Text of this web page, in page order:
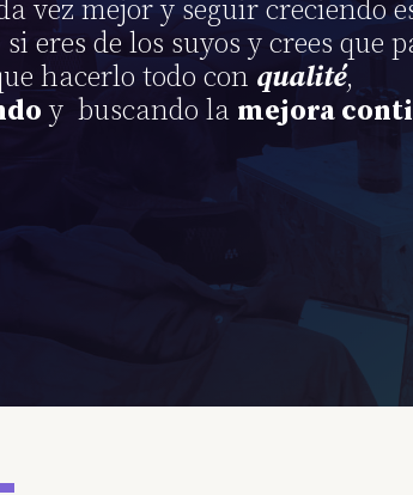
vez mejor y seguir creciendo
eres de los suyos y crees que
hacerlo todo con qualité,
y buscando la mejora